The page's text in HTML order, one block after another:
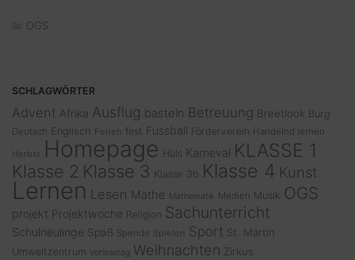
OGS
SCHLAGWÖRTER
Advent Afrika Ausflug basteln Betreuung Breetlook Burg
Deutsch Englisch Ferien fest Fussball Förderverein
Handelnd lernen
Herbst Homepage Hüls Karneval KLASSE 1
Klasse 2 Klasse 3 Klasse 3b Klasse 4 Kunst
Lernen Lesen Mathe Mathematik Medien Musik OGS
projekt Projektwoche Religion Sachunterricht
Schulneulinge Spaß Spende Spielen Sport St. Martin
Umweltzentrum Vorlesetag Weihnachten Zirkus